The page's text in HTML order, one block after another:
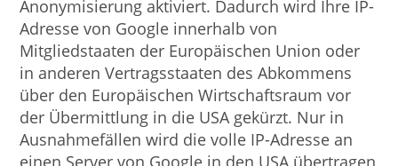
Anonymisierung aktiviert. Dadurch wird Ihre IP-
Adresse von Google innerhalb von
Mitgliedstaaten der Europäischen Union oder
in anderen Vertragsstaaten des Abkommens
über den Europäischen Wirtschaftsraum vor
der Übermittlung in die USA gekürzt. Nur in
Ausnahmefällen wird die volle IP-Adresse an
einen Server von Google in den USA übertragen